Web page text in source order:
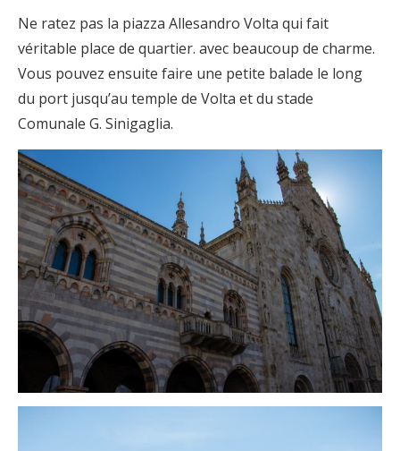
Ne ratez pas la piazza Allesandro Volta qui fait
véritable place de quartier. avec beaucoup de charme.
Vous pouvez ensuite faire une petite balade le long
du port jusqu’au temple de Volta et du stade
Comunale G. Sinigaglia.